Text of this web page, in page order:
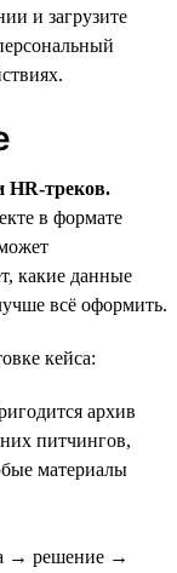
и загрузите
HR-треков.
в формате
какие данные
всё оформить.
кейса:
архив
питчингов,
материалы
→ решение →